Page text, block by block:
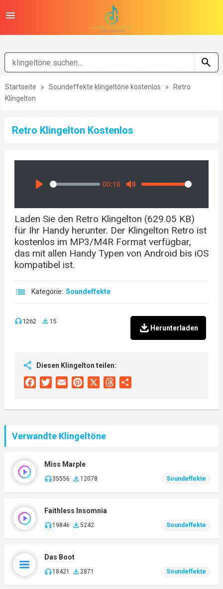
Startseite » Soundeffekte klingeltöne kostenlos »
Retro
Klingelton
Retro Klingelton Kostenlos
Seek
00:16
Volume
Laden Sie den Retro Klingelton (629.05 KB)
für Ihr Handy herunter. Der Klingelton Retro ist
kostenlos im MP3/M4R Format verfügbar,
das mit allen Handy Typen von Android bis iOS
kompatibel ist.
Kategorie: Soundeffekte
1262 15
Herunterladen
Diesen Klingelton teilen:
FacebookTwitterEmail Pinterest Threads
Verwandte Klingeltöne
Miss Marple
35556 12078 Soundeffekte
Faithless Insomnia
19846 5242 Soundeffekte
Das Boot
18421 2871 Soundeffekte